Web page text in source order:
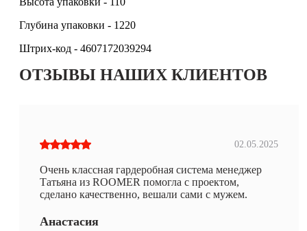
Глубина упаковки - 1220
Штрих-код - 4607172039294
ОТЗЫВЫ НАШИХ КЛИЕНТОВ
02.05.2025
Очень классная гардеробная система менеджер
Татьяна из ROOMER помогла с проектом,
сделано качественно, вешали сами с мужем.
Анастасия